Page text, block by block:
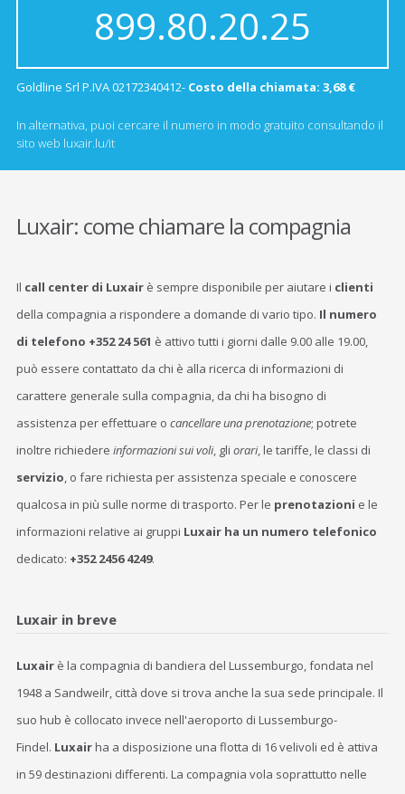
899.80.20.25
Goldline Srl P.IVA 02172340412- Costo della chiamata: 3,68 €
In alternativa, puoi cercare il numero in modo gratuito consultando il
sito web luxair.lu/it
Luxair: come chiamare la compagnia
Il call center di Luxair è sempre disponibile per aiutare i clienti
della compagnia a rispondere a domande di vario tipo. Il numero
di telefono +352 24 561 è attivo tutti i giorni dalle 9.00 alle 19.00,
può essere contattato da chi è alla ricerca di informazioni di
carattere generale sulla compagnia, da chi ha bisogno di
assistenza per effettuare o cancellare una prenotazione; potrete
inoltre richiedere informazioni sui voli, gli orari, le tariffe, le classi di
servizio, o fare richiesta per assistenza speciale e conoscere
qualcosa in più sulle norme di trasporto. Per le prenotazioni e le
informazioni relative ai gruppi Luxair ha un numero telefonico
dedicato: +352 2456 4249.
Luxair in breve
Luxairè la compagnia di bandiera del Lussemburgo, fondata nel
1948 a Sandweilr, città dove si trova anche la sua sede principale. Il
suo hub è collocato invece nell'aeroporto di Lussemburgo-
Findel. Luxairha a disposizione una flotta di 16 velivoli ed è attiva
in 59 destinazioni differenti. La compagnia vola soprattutto nelle